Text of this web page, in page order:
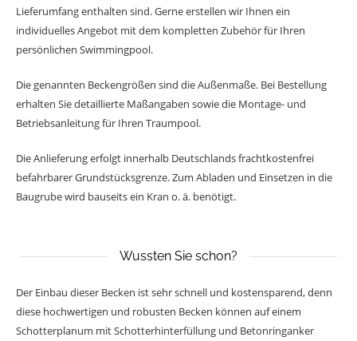
Lieferumfang enthalten sind. Gerne erstellen wir Ihnen ein
individuelles Angebot mit dem kompletten Zubehör für Ihren
persönlichen Swimmingpool.
Die genannten Beckengrößen sind die Außenmaße. Bei Bestellung
erhalten Sie detaillierte Maßangaben sowie die Montage- und
Betriebsanleitung für Ihren Traumpool.
Die Anlieferung erfolgt innerhalb Deutschlands frachtkostenfrei
befahrbarer Grundstücksgrenze. Zum Abladen und Einsetzen in die
Baugrube wird bauseits ein Kran o. ä. benötigt.
Wussten Sie schon?
Der Einbau dieser Becken ist sehr schnell und kostensparend, denn
diese hochwertigen und robusten Becken können auf einem
Schotterplanum mit Schotterhinterfüllung und Betonringanker